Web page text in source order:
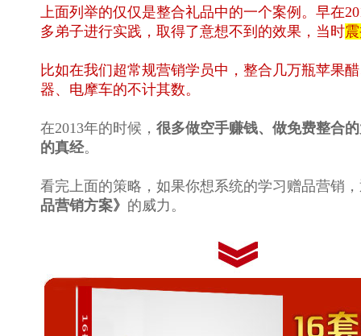
上面列举的仅仅是整合礼品中的一个案例。早在
多弟子进行实践，取得了意想不到的效果，当时
比如在我们超常规营销学员中，整合几万瓶苹果
器、电摩车的不计其数。
在2013年的时候， 很多做空手赚钱、做免费整合
的真经。
看完上面的策略，如果你想系统的学习赠品营销
品营销方案》 的威力。